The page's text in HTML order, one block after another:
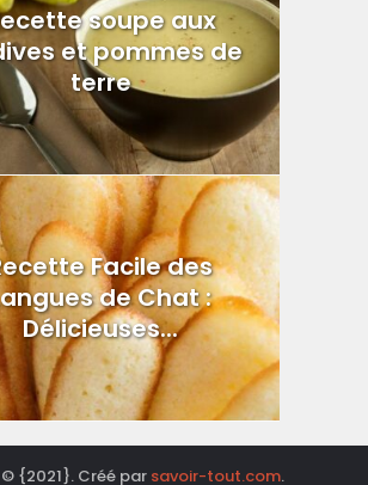
soupe aux
et pommes de
terre
Facile des
de Chat :
Délicieuses...
{2021}. Créé par savoir-tout.com.